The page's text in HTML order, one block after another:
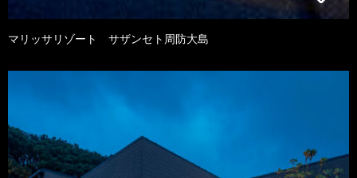
マリッサリゾート サザンセト周防大島